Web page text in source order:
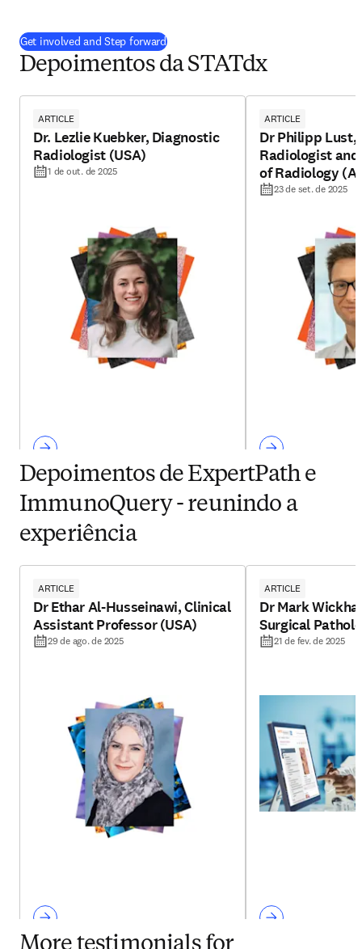
Get involved and Step forward(
Depoimentos da STATdx
ARTICLE
Dr. Lezlie Kuebker, Diagnostic
Radiologist (USA)
1 de out. de 2025
ARTICLE
Dr Philipp Lust,
Radiologist
of Radiology
23 de set. de 2025
Depoimentos de ExpertPath e
ImmunoQuery - reunindo a
experiência
ARTICLE
Dr Ethar Al-Husseinawi, Clinical
Assistant Professor (USA)
29 de ago. de 2025
ARTICLE
Dr Mark
Surgical
21 de fev. de 2025